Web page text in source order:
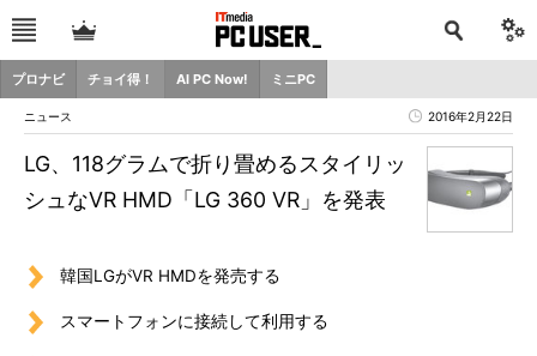
プロナビ チョイ得！ AI PC Now! ミニPC
ニュース 2016年2月22日
LG、118グラムで折り畳めるスタイリッ
シュなVR HMD「LG 360 VR」を発表
韓国LGがVR HMDを発売する
スマートフォンに接続して利用する